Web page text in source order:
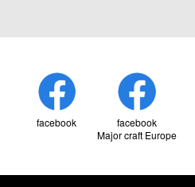
facebook
facebook
Major craft Europe